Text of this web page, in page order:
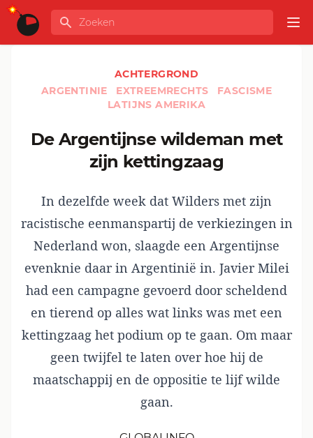
Ga naar de inhoud
GLOBALINFO
Zoeken
ACHTERGROND
ARGENTINIE
EXTREEMRECHTS
FASCISME
LATIJNS AMERIKA
De Argentijnse wildeman met
zijn kettingzaag
In dezelfde week dat Wilders met zijn
racistische eenmanspartij de verkiezingen in
Nederland won, slaagde een Argentijnse
evenknie daar in Argentinië in. Javier Milei
had een campagne gevoerd door scheldend
en tierend op alles wat links was met een
kettingzaag het podium op te gaan. Om maar
geen twijfel te laten over hoe hij de
maatschappij en de oppositie te lijf wilde
gaan.